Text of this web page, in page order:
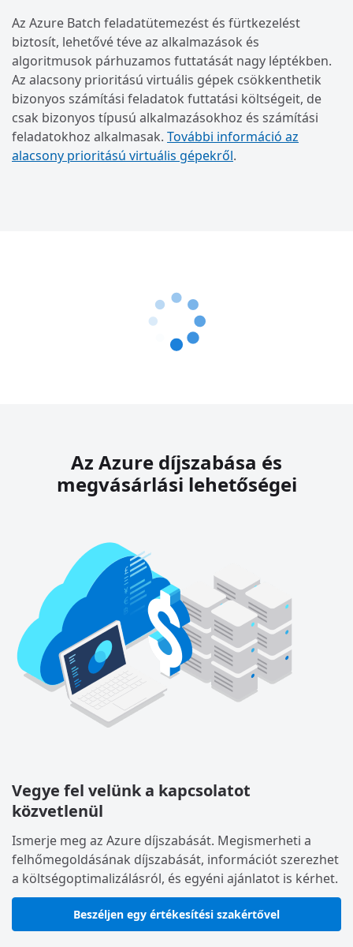
Az Azure Batch feladatütemezést és fürtkezelést
biztosít, lehetővé téve az alkalmazások és
algoritmusok párhuzamos futtatását nagy léptékben.
Az alacsony prioritású virtuális gépek csökkenthetik
bizonyos számítási feladatok futtatási költségeit, de
csak bizonyos típusú alkalmazásokhoz és számítási
feladatokhoz alkalmasak. További információ az
alacsony prioritású virtuális gépekről.
Az Azure díjszabása és
megvásárlási lehetőségei
Vegye fel velünk a kapcsolatot
közvetlenül
Ismerje meg az Azure díjszabását. Megismerheti a
felhőmegoldásának díjszabását, információt szerezhet
a költségoptimalizálásról, és egyéni ajánlatot is kérhet.
Beszéljen egy értékesítési szakértővel